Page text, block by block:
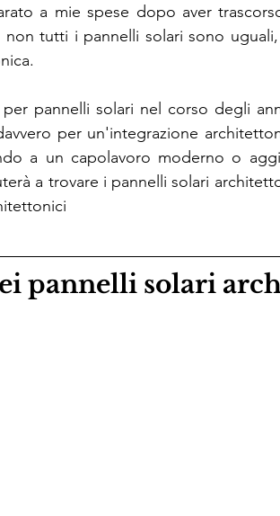
a mie spese dopo aver
tutti i pannelli solari sono
pannelli solari nel corso degli
per un'integrazione
a un capolavoro moderno o
a trovare i pannelli solari
pannelli solari